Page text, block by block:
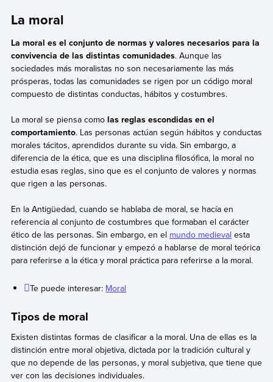
La moral
La moral es el conjunto de normas y valores necesarios para la
convivencia de las distintas comunidades. Aunque las
sociedades más moralistas no son necesariamente las más
prósperas, todas las comunidades se rigen por un código moral
compuesto de distintas conductas, hábitos y costumbres.
La moral se piensa como las reglas escondidas en el
comportamiento. Las personas actúan según hábitos y conductas
morales tácitos, aprendidos durante su vida. Sin embargo, a
diferencia de la ética, que es una disciplina filosófica, la moral no
estudia esas reglas, sino que es el conjunto de valores y normas
que rigen a las personas.
En la Antigüedad, cuando se hablaba de moral, se hacía en
referencia al conjunto de costumbres que formaban el carácter
ético de las personas. Sin embargo, en el mundo medieval esta
distinción dejó de funcionar y empezó a hablarse de moral teórica
para referirse a la ética y moral práctica para referirse a la moral.
Te puede interesar: Moral
Tipos de moral
Existen distintas formas de clasificar a la moral. Una de ellas es la
distinción entre moral objetiva, dictada por la tradición cultural y
que no depende de las personas, y moral subjetiva, que tiene que
ver con las decisiones individuales.